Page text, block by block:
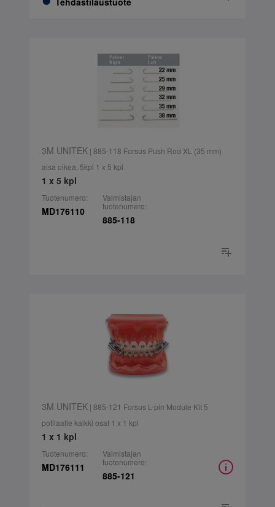
3M UNITEK| 885-118 Forsus Push Rod XL (35 mm)
aisa oikea, 5kpl 1 x 5 kpl
1 x 5 kpl
Tuotenumero:
MD176110
Valmistajan
tuotenumero:
885-118
3M UNITEK| 885-121 Forsus L-pin Module Kit 5
potilaalle kaikki osat 1 x 1 kpl
1 x 1 kpl
Tuotenumero:
MD176111
Valmistajan
tuotenumero:
885-121